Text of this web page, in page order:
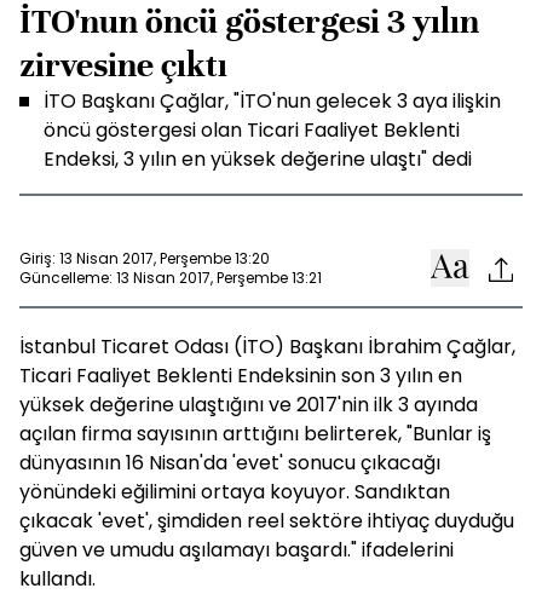
İTO'nun öncü göstergesi 3 yılın
zirvesine çıktı
İTO Başkanı Çağlar, "İTO'nun gelecek 3 aya ilişkin
öncü göstergesi olan Ticari Faaliyet Beklenti
Endeksi, 3 yılın en yüksek değerine ulaştı" dedi
Giriş: 13 Nisan 2017, Perşembe 13:20
Güncelleme: 13 Nisan 2017, Perşembe 13:21
İstanbul Ticaret Odası (İTO) Başkanı İbrahim Çağlar,
Ticari Faaliyet Beklenti Endeksinin son 3 yılın en
yüksek değerine ulaştığını ve 2017'nin ilk 3 ayında
açılan firma sayısının arttığını belirterek, "Bunlar iş
dünyasının 16 Nisan'da 'evet' sonucu çıkacağı
yönündeki eğilimini ortaya koyuyor. Sandıktan
çıkacak 'evet', şimdiden reel sektöre ihtiyaç duyduğu
güven ve umudu aşılamayı başardı." ifadelerini
kullandı.